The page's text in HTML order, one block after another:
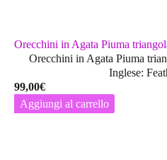
Orecchini in Agata Piuma
Orecchini in Agata Piuma
Inglese:
99,00€
Aggiungi al carrello